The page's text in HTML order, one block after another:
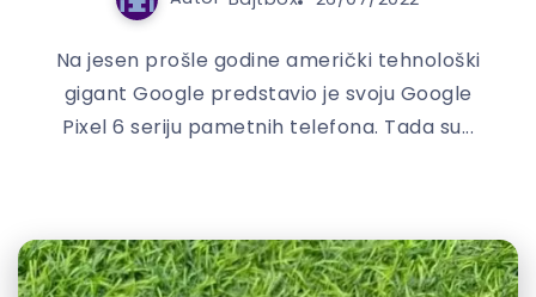
Na jesen prošle godine američki tehnološki
gigant Google predstavio je svoju Google
Pixel 6 seriju pametnih telefona. Tada su...